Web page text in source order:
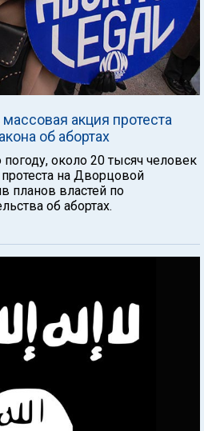
акция протеста
об абортах
около 20 тысяч человек
на Дворцовой
планов властей по
об абортах.